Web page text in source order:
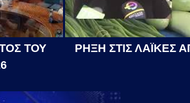
ΤΟΥ
ΡΗΞΗ ΣΤΙΣ ΛΑΪΚΕΣ